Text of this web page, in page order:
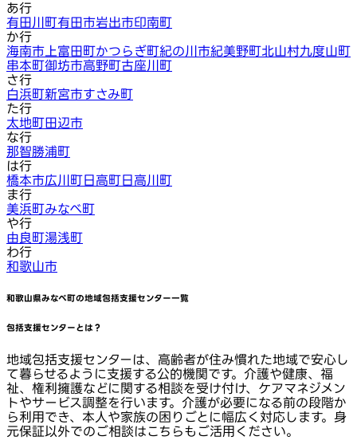
あ行
有田川町有田市岩出市印南町
か行
海南市 上富田町かつらぎ町紀の川市紀美野町北山村九度山町
串本町御坊市高野町古座川町
さ行
白浜町新宮市すさみ町
た行
太地町田辺市
な行
那智勝浦町
は行
橋本市広川町日高町日高川町
ま行
美浜町みなべ町
や行
由良町湯浅町
わ行
和歌山市
和歌山県みなべ町の地域包括支援センター一覧
包括支援センターとは？
地域包括支援センターは、高齢者が住み慣れた地域で安心し
て暮らせるように支援する公的機関です。介護や健康、福
祉、権利擁護などに関する相談を受け付け、ケアマネジメン
トやサービス調整を行います。介護が必要になる前の段階か
ら利用でき、本人や家族の困りごとに幅広く対応します。身
元保証以外でのご相談はこちらもご活用ください。